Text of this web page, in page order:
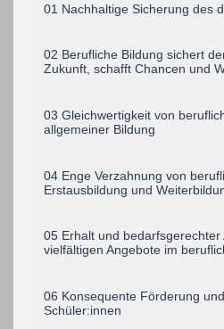
01 Nachhaltige Sicherung des
02 Berufliche Bildung sichert
Zukunft, schafft Chancen und
03 Gleichwertigkeit von
allgemeiner Bildung
04 Enge Verzahnung von
Erstausbildung und
05 Erhalt und bedarfsgerechter
vielfältigen Angebote im
06 Konsequente Förderung
Schüler:innen